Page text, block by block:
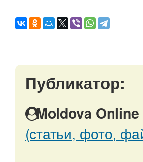
Публикатор:
Moldova Online
(статьи, фото,